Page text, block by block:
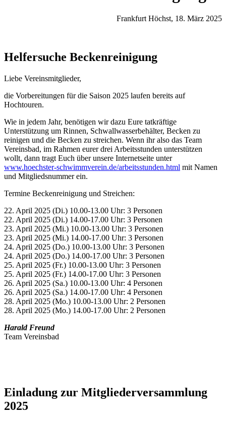
Frankfurt Höchst, 18. März 2025
Helfersuche Beckenreinigung
Liebe Vereinsmitglieder,
die Vorbereitungen für die Saison 2025 laufen bereits auf
Hochtouren.
Wie in jedem Jahr, benötigen wir dazu Eure tatkräftige
Unterstützung um Rinnen, Schwallwasserbehälter, Becken zu
reinigen und die Becken zu streichen. Wenn ihr also das Team
Vereinsbad, im Rahmen eurer drei Arbeitsstunden unterstützen
wollt, dann tragt Euch über unsere Internetseite unter
www.hoechster-schwimmverein.de/arbeitsstunden.html mit Namen
und Mitgliedsnummer ein.
Termine Beckenreinigung und Streichen:
22. April 2025 (Di.) 10.00-13.00 Uhr: 3 Personen
22. April 2025 (Di.) 14.00-17.00 Uhr: 3 Personen
23. April 2025 (Mi.) 10.00-13.00 Uhr: 3 Personen
23. April 2025 (Mi.) 14.00-17.00 Uhr: 3 Personen
24. April 2025 (Do.) 10.00-13.00 Uhr: 3 Personen
24. April 2025 (Do.) 14.00-17.00 Uhr: 3 Personen
25. April 2025 (Fr.) 10.00-13.00 Uhr: 3 Personen
25. April 2025 (Fr.) 14.00-17.00 Uhr: 3 Personen
26. April 2025 (Sa.) 10.00-13.00 Uhr: 4 Personen
26. April 2025 (Sa.) 14.00-17.00 Uhr: 4 Personen
28. April 2025 (Mo.) 10.00-13.00 Uhr: 2 Personen
28. April 2025 (Mo.) 14.00-17.00 Uhr: 2 Personen
Harald Freund
Team Vereinsbad
Einladung zur Mitgliederversammlung
2025